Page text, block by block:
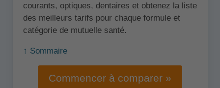
courants, optiques, dentaires et obtenez la liste
des meilleurs tarifs pour chaque formule et
catégorie de mutuelle santé.
↑ Sommaire
Commencer à comparer »